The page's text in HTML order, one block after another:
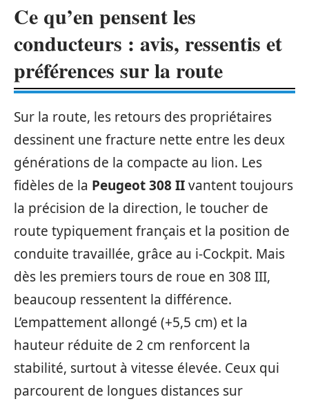
Ce qu’en pensent les
conducteurs : avis, ressentis et
préférences sur la route
Sur la route, les retours des propriétaires
dessinent une fracture nette entre les deux
générations de la compacte au lion. Les
fidèles de la Peugeot 308 IIvantent toujours
la précision de la direction, le toucher de
route typiquement français et la position de
conduite travaillée, grâce au i-Cockpit. Mais
dès les premiers tours de roue en 308 III,
beaucoup ressentent la différence.
L’empattement allongé (+5,5 cm) et la
hauteur réduite de 2 cm renforcent la
stabilité, surtout à vitesse élevée. Ceux qui
parcourent de longues distances sur